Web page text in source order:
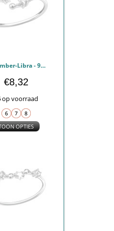
September-Libra - 925 sterling zilver Ringen Zirconia PCJW39350
€8,32
op voorraad
OPTIES